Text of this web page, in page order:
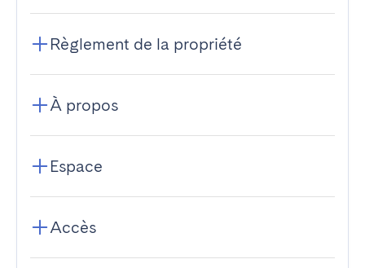
Règlement de la propriété
À propos
Espace
Accès